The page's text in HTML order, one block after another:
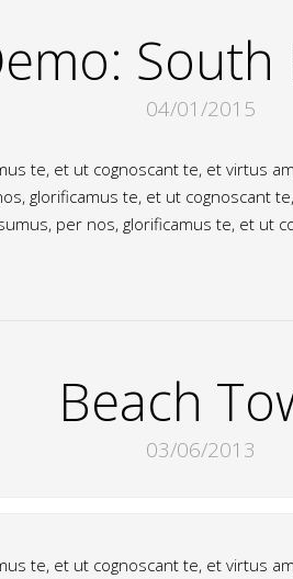
South
04/01/2015
te, et ut cognoscant te, et virtus
glorificamus te, et ut cognoscant
per nos, glorificamus te, et ut
Beach
03/06/2013
te, et ut cognoscant te, et virtus